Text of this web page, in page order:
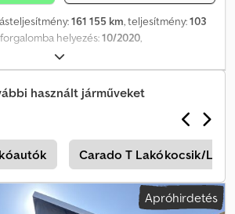
161 155 km, teljesítmény:103
helyezés:10/2020,
, tengelyelrendezés:
mechanikai, sebességek száma:6,
Euro 6 , Gyártási év: 2020, = További opciók és
= További információk = Hengerek
2.287 cc Crsdpfx Aey S Avrogxjf Bruttó
teher: 1.365 kg TELJES ÖSSZTÖMEG:
FPT in-line Tulajdonosok száma: 1
használt járműveket
Carado T Lakókocsik/
Apróhirdetés